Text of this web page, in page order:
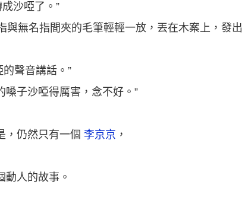
沙啞了。”
與無名指間夾的毛筆輕輕一放，丟在木案上，發出
聲音講話。”
嗓子沙啞得厲害，念不好。”
，仍然只有一個 李京京 ，
人的故事。